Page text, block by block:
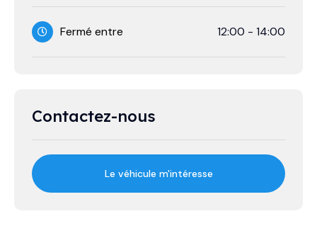
Fermé entre 12:00 - 14:00
Contactez-nous
Le véhicule m'intéresse